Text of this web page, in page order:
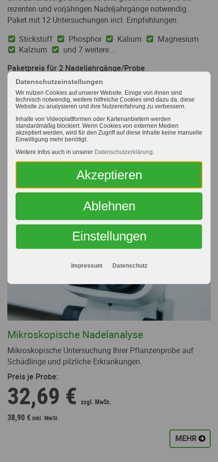
rezenten und vorjährigen Nadeljahrgänge notwendig.
Paket mit 12 Untersuchungen incl. Empfehlungen.
Stickstoff
Phosphor Kalium
Magnesium
Kalzium
und 7 weitere...
Paketpreis für 2 Nadeljahrgänge/Probe
= 2 x 70,13 €/Probe:
140,25 €
166,90 €
Mikroskopische Nadelanalyse
Mikroskopische Untersuchung Ihrer Pflanzenprobe auf
Schädlinge und pilzliche Erkrankungen.
Preis je Probe:
32,69 €
38,90 €
MEHR
Datenschutzeinstellungen
Wir nutzen Cookies auf unserer Website. Einige von ihnen sind
technisch notwendig, weitere hilfreiche Cookies sind dazu da, diese
Website zu analysieren und ihre Nutzererfahrung zu verbessern.
Inhalte von Videoplattformen oder Kartenanbietern werden
standardmäßig blockiert. Wenn Cookies von externen Medien
akzeptiert werden, wird für den Zugriff auf diese Inhalte keine manuelle
Einwilligung mehr benötigt.
Weitere Infos auch in unserer Datenschutzerklärung.
Akzeptieren
Ablehnen
Einstellungen
Impressum Datenschutz